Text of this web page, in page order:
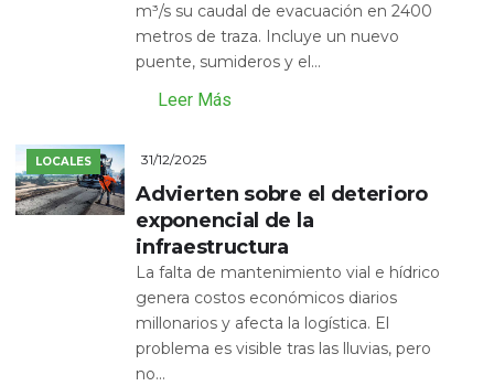
m³/s su caudal de evacuación en 2400
metros de traza. Incluye un nuevo
puente, sumideros y el...
Leer Más
LOCALES 31/12/2025
Advierten sobre el deterioro
exponencial de la
infraestructura
La falta de mantenimiento vial e hídrico
genera costos económicos diarios
millonarios y afecta la logística. El
problema es visible tras las lluvias, pero
no...